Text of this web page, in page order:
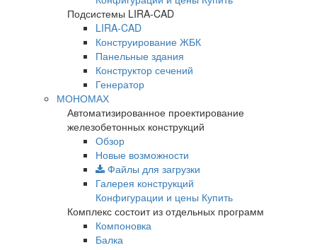
Подсистемы LIRA-CAD
LIRA-CAD
Конструирование ЖБК
Панельные здания
Конструктор сечений
Генератор
МОНОМАХ
Автоматизированное проектирование
железобетонных конструкций
Обзор
Новые возможности
Файлы для загрузки
Галерея конструкций
Конфигурации и цены Купить
Комплекс состоит из отдельных программ
Компоновка
Балка